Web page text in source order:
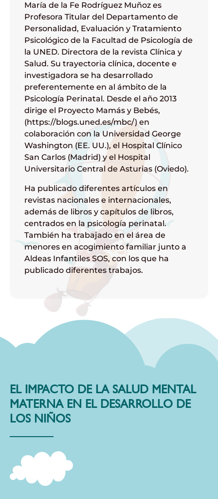
María de la Fe Rodríguez Muñoz es
Profesora Titular del Departamento de
Personalidad, Evaluación y Tratamiento
Psicológico de la Facultad de Psicología de
la UNED. Directora de la revista Clínica y
Salud. Su trayectoria clínica, docente e
investigadora se ha desarrollado
preferentemente en al ámbito de la
Psicología Perinatal. Desde el año 2013
dirige el Proyecto Mamás y Bebés,
(https://blogs.uned.es/mbc/) en
colaboración con la Universidad George
Washington (EE. UU.), el Hospital Clínico
San Carlos (Madrid) y el Hospital
Universitario Central de Asturias (Oviedo).
Ha publicado diferentes artículos en
revistas nacionales e internacionales,
además de libros y capítulos de libros,
centrados en la psicología perinatal.
También ha trabajado en el área de
menores en acogimiento familiar junto a
Aldeas Infantiles SOS, con los que ha
publicado diferentes trabajos.
EL IMPACTO DE LA SALUD MENTAL
MATERNA EN EL DESARROLLO DE
LOS NIÑOS